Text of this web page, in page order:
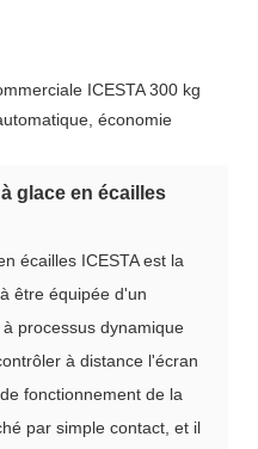
glace en écailles
écailles ICESTA est la
être équipée d'un
processus dynamique
à distance l'écran
fonctionnement de la
par simple contact, et il